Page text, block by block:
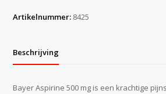
Artikelnummer: 8425
Beschrijving
Bayer Aspirine 500 mg is een krachtige